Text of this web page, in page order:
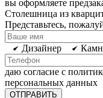
вы оформляете
Столешница из
Представьтесь,
Дизайнер
даю согласие с
персональных данных